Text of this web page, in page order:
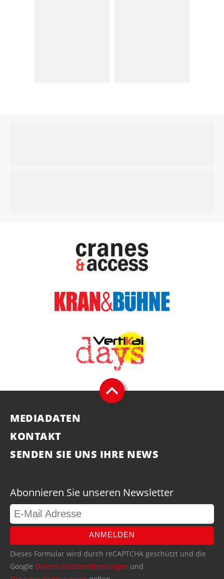
MEDIADATEN
KONTAKT
SENDEN SIE UNS IHRE NEWS
Abonnieren Sie unseren Newsletter
ANMELDEN
Dieses Formular wird durch reCAPTCHA geschützt und die
Google Datenschutzbestimmungen und